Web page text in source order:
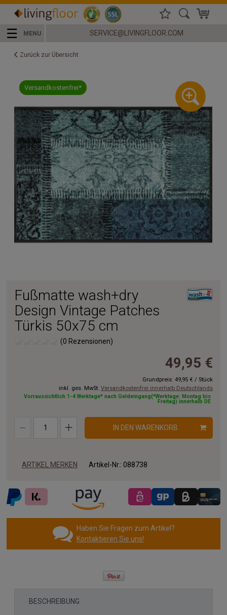
☰ MENU SERVICE@LIVINGFLOOR.COM
Zurück zur Übersicht
Versandkostenfrei*
Fußmatte wash+dry
Design Vintage Patches
Türkis 50x75 cm
(0 Rezensionen)
49,95 €
Grundpreis: 49,95 € / Stück
inkl. ges. MwSt. Versandkostenfrei innerhalb Deutschlands
Vorraussichtlich 1-4 Werktage* nach Geldeingang(*Werktage: Montag bis
Freitag) innerhalb DE
IN DEN WARENKORB
ARTIKEL MERKEN Artikel-Nr.: 088738
Haben Sie Fragen zum Artikel?
Kontaktieren Sie uns!
BESCHREIBUNG